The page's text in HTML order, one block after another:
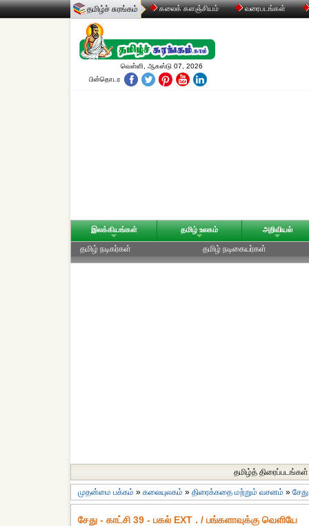
தமிழ்ச் சுரங்கம் கலைக் களஞ்சியம் வரைபடங்கள்
வெள்ளி, ஆகஸ்டு 07, 2026
பின்தொடர
இலக்கியங்கள் தமிழ் உலகம் அறிவியல்
தமிழ் நடிகர்கள் தமிழ் நடிகையர்கள்
தமிழ்த் திரைப்படங்கள்
முதன்மை பக்கம் » கலையுலகம் » திரைக்கதை மற்றும் வசனம் » சேது
சேது - காட்சி 39 - பகல் EXT . / பங்களாவுக்கு வெளியே